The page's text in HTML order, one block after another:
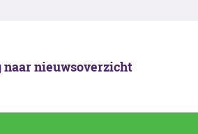
naar nieuwsoverzicht